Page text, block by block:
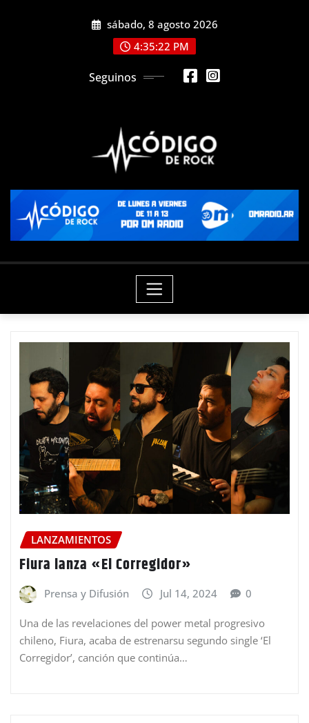
sábado, 8 agosto 2026
4:35:22 PM
Seguinos
LANZAMIENTOS
Fiura lanza «El Corregidor»
Prensa y Difusión Jul 14, 2024 0
Una de las revelaciones del power metal progresivo
chileno, Fiura, acaba de estrenarsu segundo single ‘El
Corregidor’, canción que continúa…